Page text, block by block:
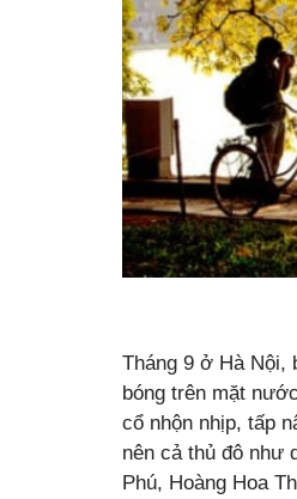
Tháng 9 ở Hà Nội,
bóng trên mặt
cổ nhộn nhịp, tấp
nên cả thủ đô như
Phú, Hoàng Hoa